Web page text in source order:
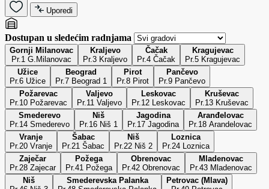
Uporedi
Dostupan u sledećim radnjama
Gornji Milanovac
Pr.1 G.Milanovac
Kraljevo
Pr.3 Kraljevo
Čačak
Pr.4 Čačak
Kragujevac
Pr.5 Kragujevac
Užice
Pr.6 Užice
Beograd
Pr.7 Beograd 1
Pirot
Pr.8 Pirot
Pančevo
Pr.9 Pančevo
Požarevac
Pr.10 Požarevac
Valjevo
Pr.11 Valjevo
Leskovac
Pr.12 Leskovac
Kruševac
Pr.13 Kruševac
Smederevo
Pr.14 Smederevo
Niš
Pr.16 Niš 1
Jagodina
Pr.17 Jagodina
Aranđelovac
Pr.18 Arandelovac
Vranje
Pr.20 Vranje
Šabac
Pr.21 Šabac
Niš
Pr.22 Niš 2
Loznica
Pr.24 Loznica
Zaječar
Pr.28 Zajecar
Požega
Pr.41 Požega
Obrenovac
Pr.42 Obrenovac
Mladenovac
Pr.43 Mladenovac
Niš
Smederevska Palanka
Petrovac (Mlava)